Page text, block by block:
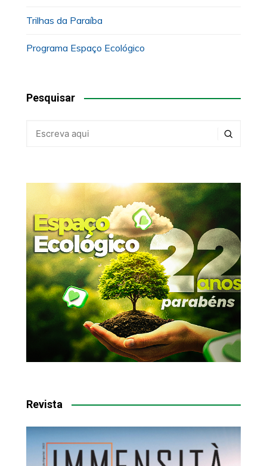
Trilhas da Paraíba
Programa Espaço Ecológico
Pesquisar
Revista